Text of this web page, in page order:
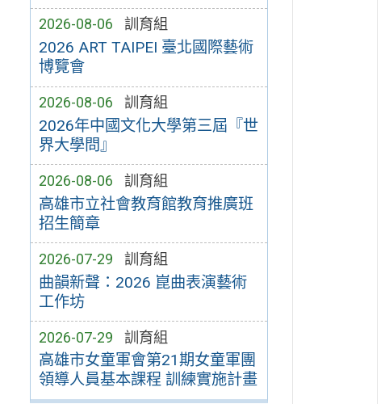
2026-08-06 訓育組
2026 ART TAIPEI 臺北國際藝術
博覽會
2026-08-06 訓育組
2026年中國文化大學第三屆『世
界大學問』
2026-08-06 訓育組
高雄市立社會教育館教育推廣班
招生簡章
2026-07-29 訓育組
曲韻新聲：2026 崑曲表演藝術
工作坊
2026-07-29 訓育組
高雄市女童軍會第21期女童軍團
領導人員基本課程 訓練實施計畫